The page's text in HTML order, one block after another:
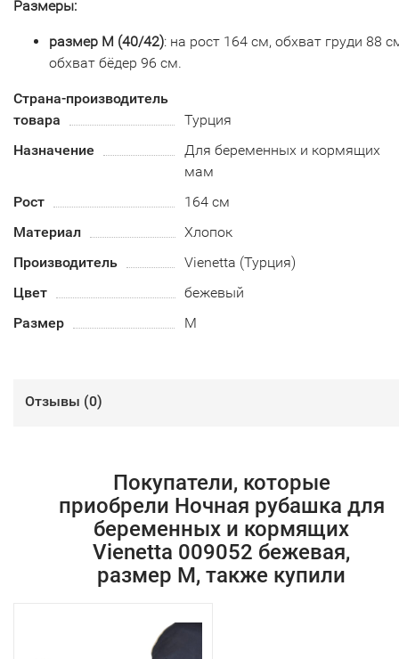
Размеры:
размер M (40/42): на рост 164 см, обхват груди 88
обхват бёдер 96 см.
Страна-производитель
товара
Турция
Назначение
Для беременных и кормящих
мам
Рост
164 см
Материал
Хлопок
Производитель
Vienetta (Турция)
Цвет
бежевый
Размер
M
Отзывы (0)
Покупатели, которые
приобрели Ночная рубашка для
беременных и кормящих
Vienetta 009052 бежевая,
размер M, также купили